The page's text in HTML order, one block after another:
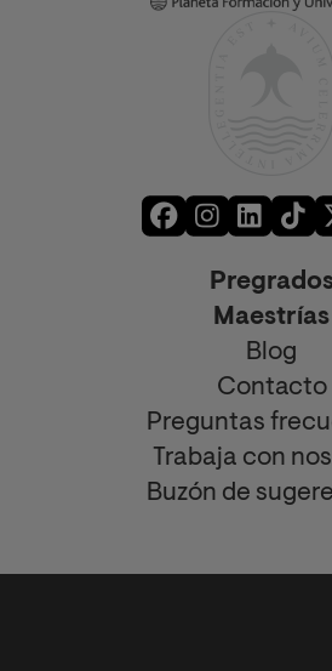
Maestrías
Blog
Contacto
Preguntas
Trabaja con
Buzón de